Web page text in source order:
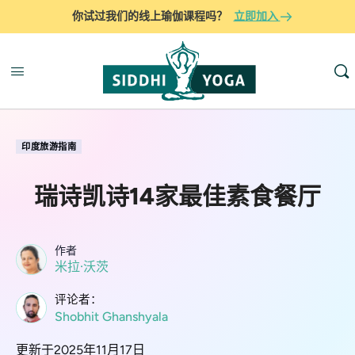
你试过我们的线上瑜伽课程吗？ 立即加入
印度旅游指南
瑞诗凯诗14家最佳素食餐厅
作者
米拉·沃茨
评论者：
Shobhit Ghanshyala
更新于2025年11月17日